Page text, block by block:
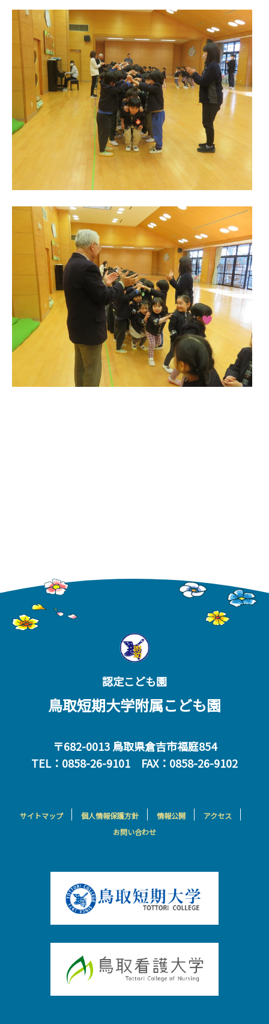
認定こども園
鳥取短期大学附属こども園
〒682-0013 鳥取県倉吉市福庭854
TEL：0858-26-9101 FAX：0858-26-9102
サイトマップ 個人情報保護方針 情報公開
アクセス
お問い合わせ